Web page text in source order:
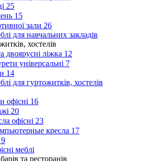
25
15
зали 26
для навчальних закладів
хостелів
двоярусні ліжка 12
універсальні 7
14
для гуртожитків, хостелів
офісні 16
20
офісні 23
кресла 17
9
меблі
та ресторанів